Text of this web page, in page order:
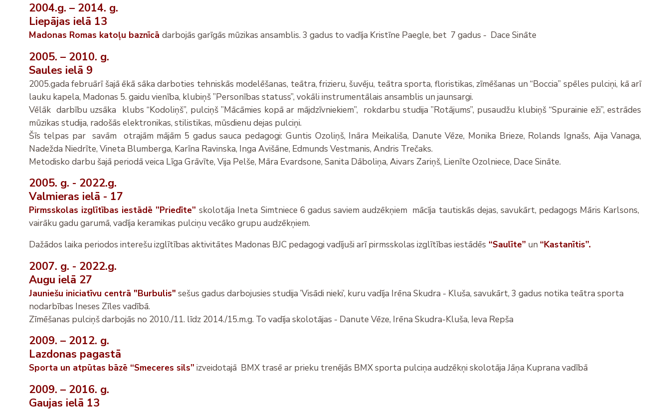
2004.g. – 2014. g.
Liepājas ielā 13
Madonas Romas katoļu baznīcā darbojās garīgās mūzikas ansamblis. 3 gadus to vadīja Kristīne Paegle, bet 7 gadus - Dace Sināte
2005. – 2010. g.
Saules ielā 9
2005.gada februārī šajā ēkā sāka darboties tehniskās modelēšanas, teātra, frizieru, šuvēju, teātra sporta, floristikas, zīmēšanas un “Boccia” spēles pulciņi, kā arī
lauku kapela, Madonas 5. gaidu vienība, klubiņš ”Personības statuss”, vokāli instrumentālais ansamblis un jaunsargi.
Vēlāk darbību uzsāka klubs “Kodoliņš”, pulciņš ”Mācāmies kopā ar mājdzīvniekiem”, rokdarbu studija ”Rotājums”, pusaudžu klubiņš “Spurainie eži”, estrādes
mūzikas studija, radošās elektronikas, stilistikas, mūsdienu dejas pulciņi.
Šīs telpas par savām otrajām mājām 5 gadus sauca pedagogi: Guntis Ozoliņš, Ināra Meikališa, Danute Vēze, Monika Brieze, Rolands Ignašs, Aija Vanaga,
Nadežda Niedrīte, Vineta Blumberga, Karīna Ravinska, Inga Avišāne, Edmunds Vestmanis, Andris Trečaks.
Metodisko darbu šajā periodā veica Līga Grāvīte, Vija Pelše, Māra Evardsone, Sanita Dāboliņa, Aivars Zariņš, Lienīte Ozolniece, Dace Sināte.
2005. g. - 2022.g.
Valmieras ielā - 17
Pirmsskolas izglītības iestādē ”Priedīte” skolotāja Ineta Simtniece 6 gadus saviem audzēkņiem mācīja tautiskās dejas, savukārt, pedagogs Māris Karlsons,
vairāku gadu garumā, vadīja keramikas pulciņu vecāko grupu audzēkņiem.
Dažādos laika periodos interešu izglītības aktivitātes Madonas BJC pedagogi vadījuši arī pirmsskolas izglītības iestādēs “Saulīte” un “Kastanītis”.
2007. g. - 2022.g.
Augu ielā 27
Jauniešu iniciatīvu centrā "Burbulis" sešus gadus darbojusies studija ’Visādi nieki’, kuru vadīja Irēna Skudra - Kluša, savukārt, 3 gadus notika teātra sporta
nodarbības Ineses Zīles vadībā.
Zīmēšanas pulciņš darbojās no 2010./11. līdz 2014./15.m.g. To vadīja skolotājas - Danute Vēze, Irēna Skudra-Kluša, Ieva Repša
2009. – 2012. g.
Lazdonas pagastā
Sporta un atpūtas bāzē “Smeceres sils” izveidotajā BMX trasē ar prieku trenējās BMX sporta pulciņa audzēkņi skolotāja Jāņa Kuprana vadībā
2009. – 2016. g.
Gaujas ielā 13